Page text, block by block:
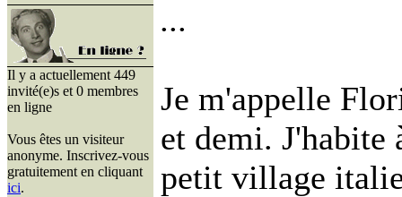
Il y a actuellement 449
invité(e)s et 0 membres
en ligne
Vous êtes un visiteur
anonyme. Inscrivez-vous
gratuitement en cliquant
ici.
...
Je m'appelle
et demi.
petit village